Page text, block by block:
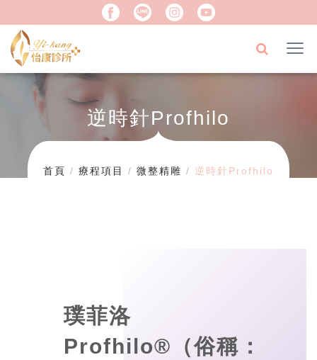
逆時針Profhilo
首頁 療程項目 微整精雕 逆時針Profhilo
璞菲洛
Profhilo®（俗稱：